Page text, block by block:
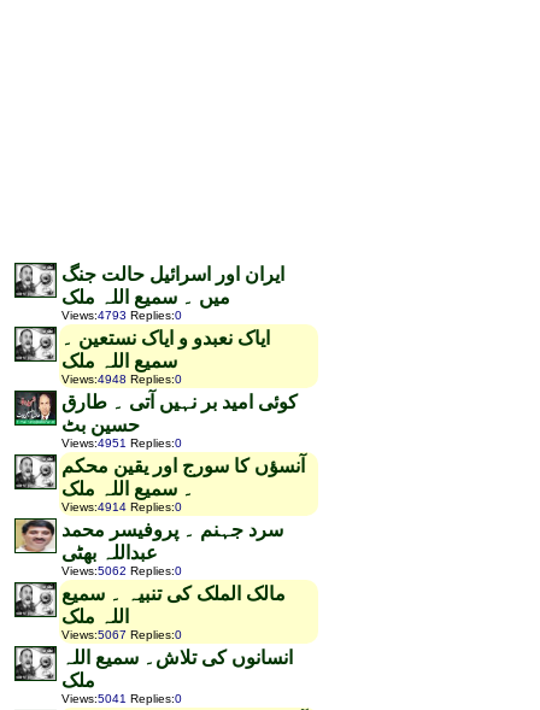
ایران اور اسرائیل حالت جنگ
میں ۔ سمیع اللہ ملک
Views:4793 Replies:0
ایاک نعبدو و ایاک نستعین ۔
سمیع اللہ ملک
Views:4948 Replies:0
کوئی امید بر نہیں آتی ۔ طارق
حسین بٹ
Views:4951 Replies:0
آنسؤں کا سورج اور یقین محکم
۔ سمیع اللہ ملک
Views:4914 Replies:0
سرد جہنم ۔ پروفیسر محمد
عبداللہ بھٹی
Views:5062 Replies:0
مالک الملک کی تنبیہ ۔ سمیع
اللہ ملک
Views:5067 Replies:0
انسانوں کی تلاش۔ سمیع اللہ
ملک
Views:5041 Replies:0